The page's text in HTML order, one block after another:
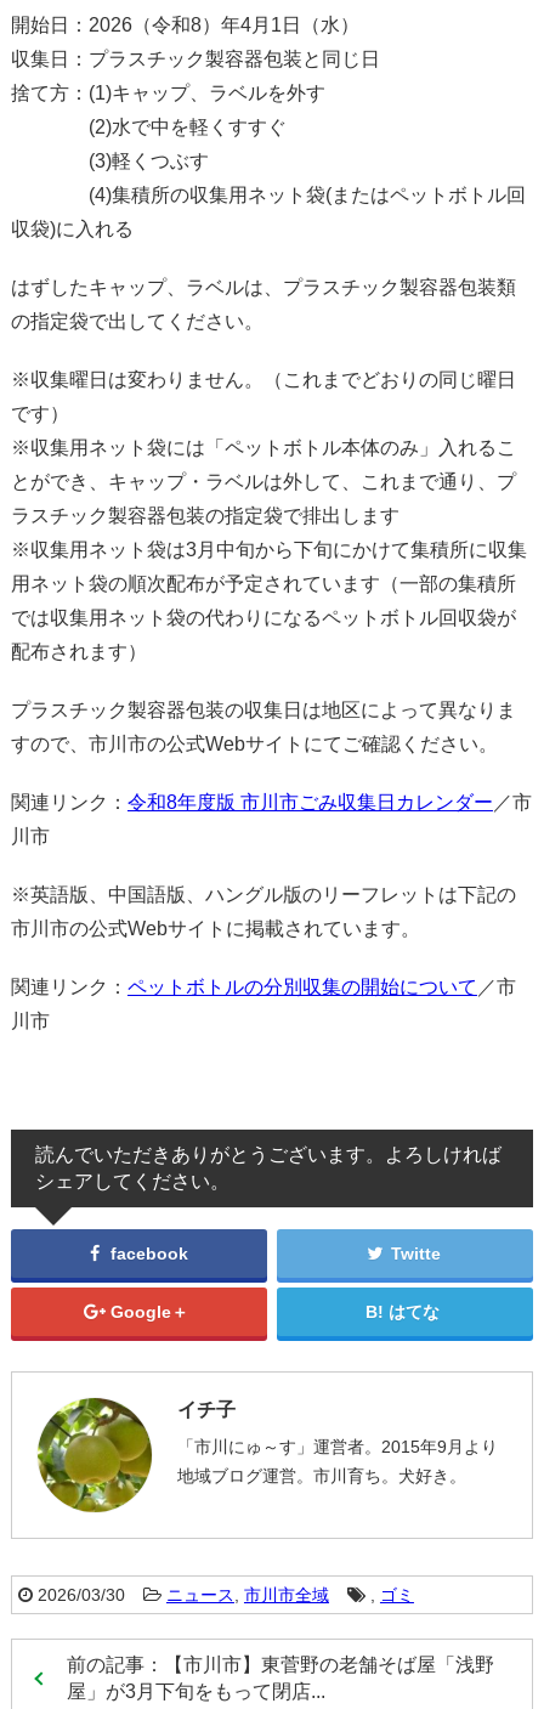
開始日：2026（令和8）年4月1日（水）
収集日：プラスチック製容器包装と同じ日
捨て方：(1)キャップ、ラベルを外す
(2)水で中を軽くすすぐ
(3)軽くつぶす
(4)集積所の収集用ネット袋(またはペットボトル回
収袋)に入れる
はずしたキャップ、ラベルは、プラスチック製容器包装類
の指定袋で出してください。
※収集曜日は変わりません。（これまでどおりの同じ曜日
です）
※収集用ネット袋には「ペットボトル本体のみ」入れるこ
とができ、キャップ・ラベルは外して、これまで通り、プ
ラスチック製容器包装の指定袋で排出します
※収集用ネット袋は3月中旬から下旬にかけて集積所に収集
用ネット袋の順次配布が予定されています（一部の集積所
では収集用ネット袋の代わりになるペットボトル回収袋が
配布されます）
プラスチック製容器包装の収集日は地区によって異なりま
すので、市川市の公式Webサイトにてご確認ください。
関連リンク： 令和8年度版 市川市ごみ収集日カレンダー ／市
川市
※英語版、中国語版、ハングル版のリーフレットは下記の
市川市の公式Webサイトに掲載されています。
関連リンク： ペットボトルの分別収集の開始について ／市
川市
読んでいただきありがとうございます。よろしければ
シェアしてください。
facebook Twitte
Google＋ はてな
イチ子
「市川にゅ～す」運営者。2015年9月より
地域ブログ運営。市川育ち。犬好き。
2026/03/30 ニュース 市川市全域 , ゴミ
前の記事：【市川市】東菅野の老舗そば屋「浅野
屋」が3月下旬をもって閉店...